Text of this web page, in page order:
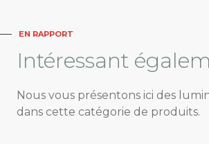
EN RAPPORT
Intéressant
Nous vous présentons ici des
dans cette catégorie de produits.